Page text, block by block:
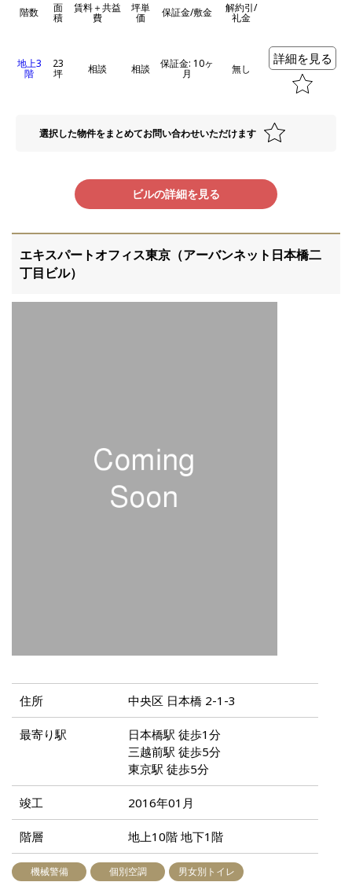
階数 面
積
賃料＋共益
費
坪単
価 保証金/敷金 解約引/
礼金
地上3
階
23
坪 相談 相談 保証金: 10ヶ
月 無し
詳細を見る
選択した物件をまとめてお問い合わせいただけます
ビルの詳細を見る
エキスパートオフィス東京（アーバンネット日本橋二
丁目ビル）
住所 中央区 日本橋 2-1-3
最寄り駅
日本橋駅 徒歩1分
三越前駅 徒歩5分
東京駅 徒歩5分
竣工 2016年01月
階層 地上10階 地下1階
機械警備 個別空調 男女別トイレ